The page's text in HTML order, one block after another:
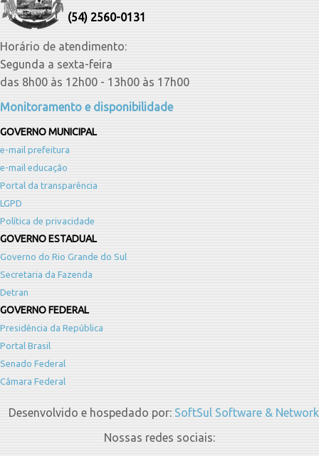
(54) 2560-0131
Horário de atendimento:
Segunda a sexta-feira
das 8h00 às 12h00 - 13h00 às 17h00
Monitoramento e disponibilidade
GOVERNO MUNICIPAL
e-mail prefeitura
e-mail educação
Portal da transparência
LGPD
Política de privacidade
GOVERNO ESTADUAL
Governo do Rio Grande do Sul
Secretaria da Fazenda
Detran
GOVERNO FEDERAL
Presidência da República
Portal Brasil
Senado Federal
Câmara Federal
Desenvolvido e hospedado por: SoftSul Software & Network
Nossas redes sociais: